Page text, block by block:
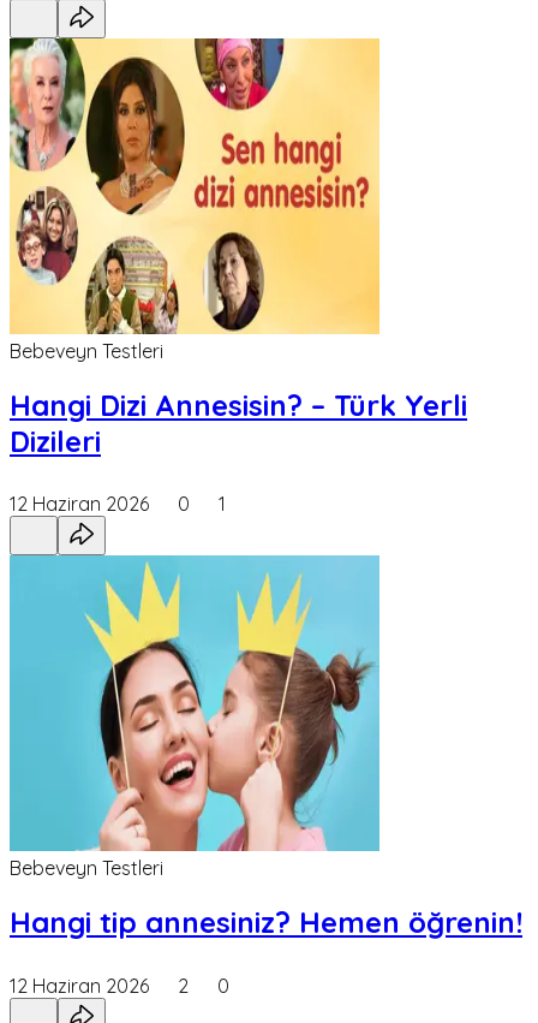
Bebeveyn Testleri
Hangi Dizi Annesisin? – Türk Yerli
Dizileri
12 Haziran 2026 0 1
Bebeveyn Testleri
Hangi tip annesiniz? Hemen öğrenin!
12 Haziran 2026 2 0